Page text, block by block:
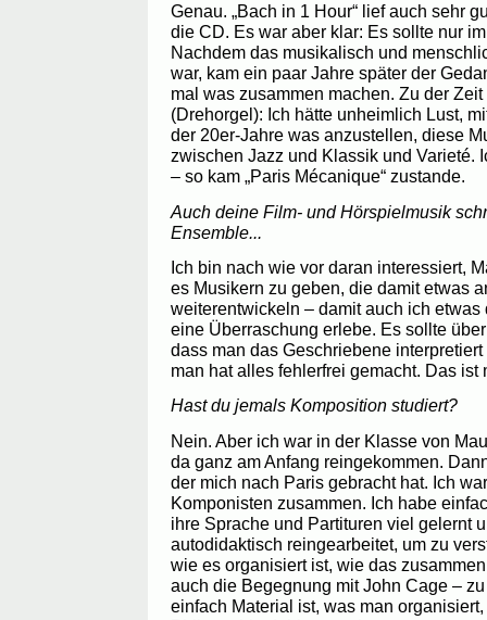
Genau. „Bach in 1 Hour“ lief auch sehr
die CD. Es war aber klar: Es sollte nur
Nachdem das musikalisch und
war, kam ein paar Jahre später der
mal was zusammen machen. Zu der
(Drehorgel): Ich hätte unheimlich Lust,
der 20er-Jahre was anzustellen, diese
zwischen Jazz und Klassik und Varieté.
– so kam „Paris Mécanique“ zustande.
Auch deine Film- und Hörspielmusik
Ensemble...
Ich bin nach wie vor daran interessiert,
es Musikern zu geben, die damit etwas
weiterentwickeln – damit auch ich
eine Überraschung erlebe. Es sollte
dass man das Geschriebene
man hat alles fehlerfrei gemacht. Das ist
Hast du jemals Komposition studiert?
Nein. Aber ich war in der Klasse von
da ganz am Anfang reingekommen.
der mich nach Paris gebracht hat. Ich
Komponisten zusammen. Ich habe
ihre Sprache und Partituren viel gelernt
autodidaktisch reingearbeitet, um zu
wie es organisiert ist, wie das
auch die Begegnung mit John Cage –
einfach Material ist, was man